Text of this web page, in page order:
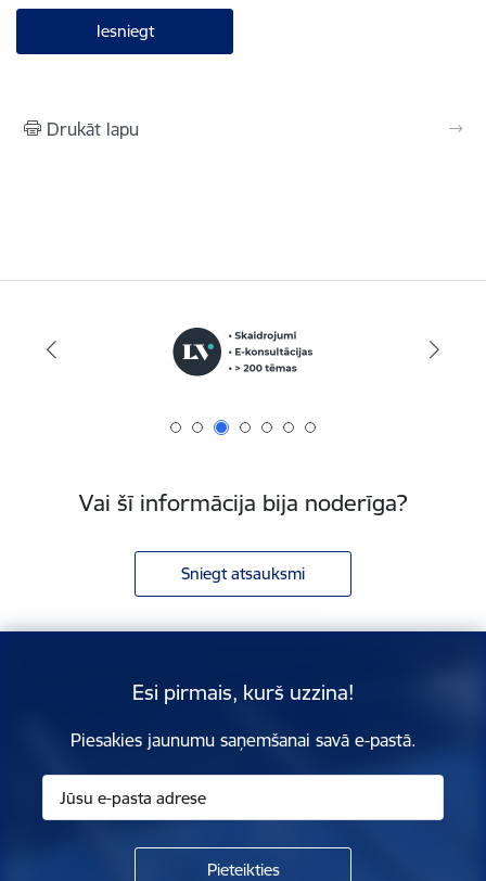
Drukāt lapu
Vai šī informācija bija noderīga?
Sniegt atsauksmi
Esi pirmais, kurš uzzina!
Piesakies jaunumu saņemšanai savā e-pastā.